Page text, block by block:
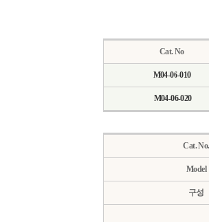
Cat. No
M04-06-010
M04-06-020
Cat. No.
Model
구성